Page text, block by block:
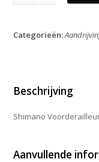
Tiagra
Categorieën:
Beschrijving
Shimano
Aanvullende